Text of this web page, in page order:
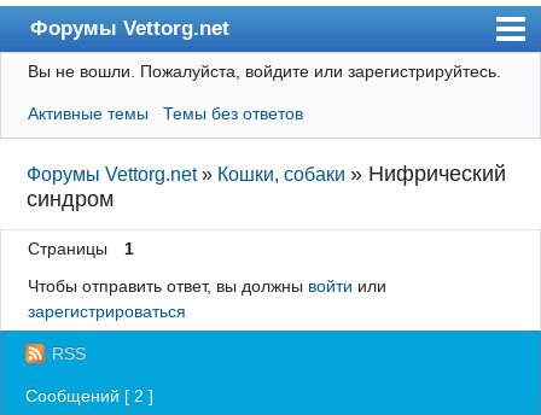
Форумы Vettorg.net
Главная
Пользователи
Правила
Поиск
Регистрация
Вход
Вы не вошли. Пожалуйста, войдите или зарегистрируйтесь.
Активные темы Темы без ответов
Форумы Vettorg.net » Кошки, собаки » Нифрический
синдром
Страницы
1
Чтобы отправить ответ, вы должны войти или
зарегистрироваться
RSS
Сообщений [ 2 ]